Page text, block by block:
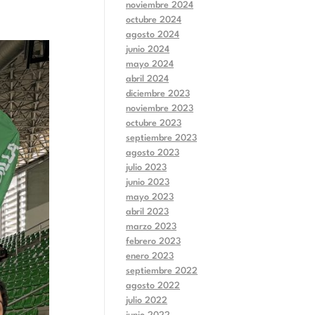
noviembre 2024
octubre 2024
agosto 2024
junio 2024
mayo 2024
abril 2024
diciembre 2023
noviembre 2023
octubre 2023
septiembre 2023
agosto 2023
julio 2023
junio 2023
mayo 2023
abril 2023
marzo 2023
febrero 2023
enero 2023
septiembre 2022
agosto 2022
julio 2022